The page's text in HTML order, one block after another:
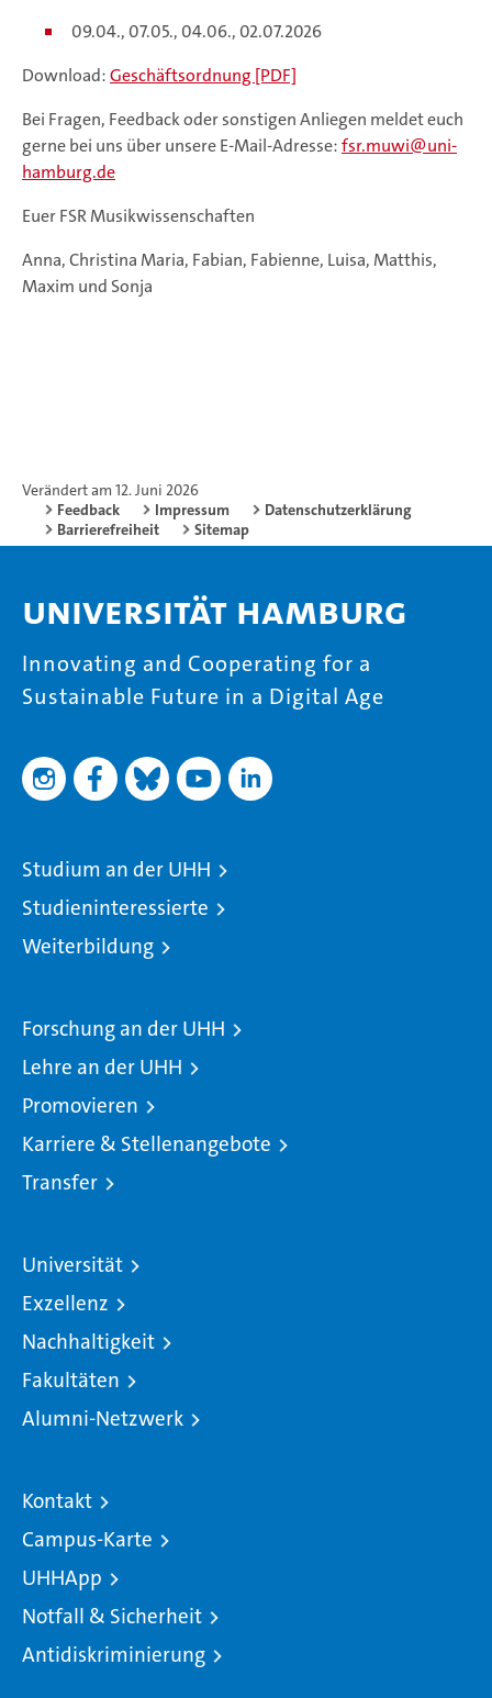
09.04., 07.05., 04.06., 02.07.2026
Download:Geschäftsordnung [PDF]
Bei Fragen, Feedback oder sonstigen Anliegen meldet euch
gerne bei uns über unsere E-Mail-Adresse:fsr.muwi
uni-
hamburg.de
Euer FSR Musikwissenschaften
Anna, Christina Maria, Fabian, Fabienne, Luisa, Matthis,
Maxim und Sonja
Verändert am 12. Juni 2026
Feedback
Impressum
Datenschutzerklärung
Barrierefreiheit
Sitemap
Universität Hamburg
Innovating and Cooperating for a
Sustainable Future in a Digital Age
Studium an der UHH
Studieninteressierte
Weiterbildung
Forschung an der UHH
Lehre an der UHH
Promovieren
Karriere & Stellenangebote
Transfer
Universität
Exzellenz
Nachhaltigkeit
Fakultäten
Alumni-Netzwerk
Kontakt
Campus-Karte
UHHApp
Notfall & Sicherheit
Antidiskriminierung